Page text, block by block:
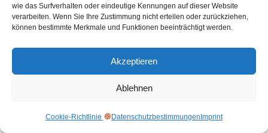
wie das Surfverhalten oder eindeutige Kennungen auf dieser Website
verarbeiten. Wenn Sie Ihre Zustimmung nicht erteilen oder zurückziehen,
können bestimmte Merkmale und Funktionen beeinträchtigt werden.
Akzeptieren
Ablehnen
Cookie-Richtlinie Datenschutzbestimmungen Imprint
9. Key N Go (8.7/10)
Key N Goist eine
Tochtergesellschaft von Goldcar
die Reisende anspricht, die Wert auf